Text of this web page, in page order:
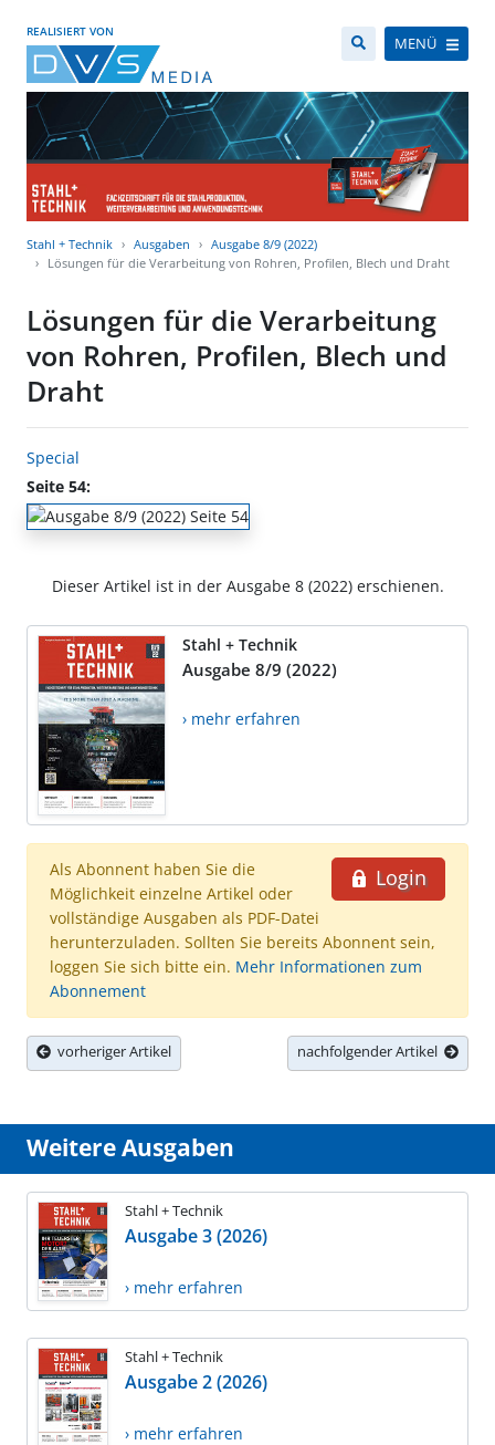
REALISIERT VON
MENÜ
Stahl + Technik Ausgaben
Ausgabe 8/9 (2022)
Lösungen für die Verarbeitung von Rohren, Profilen, Blech und Draht
Lösungen für die Verarbeitung
von Rohren, Profilen, Blech und
Draht
Special
Seite 54:
Dieser Artikel ist in der Ausgabe 8 (2022) erschienen.
Stahl + Technik
Ausgabe 8/9 (2022)
› mehr erfahren
Login
Als Abonnent haben Sie die
Möglichkeit einzelne Artikel oder
vollständige Ausgaben als PDF-Datei
herunterzuladen. Sollten Sie bereits Abonnent sein,
loggen Sie sich bitte ein. Mehr Informationen zum
Abonnement
vorheriger Artikel nachfolgender Artikel
Weitere Ausgaben
Stahl + Technik
Ausgabe 3 (2026)
› mehr erfahren
Stahl + Technik
Ausgabe 2 (2026)
› mehr erfahren